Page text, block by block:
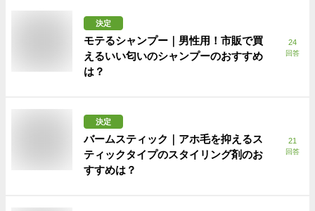
決定
モテるシャンプー｜男性用！市販で買
えるいい匂いのシャンプーのおすすめ
は？
24
回答
決定
バームスティック｜アホ毛を抑えるス
ティックタイプのスタイリング剤のお
すすめは？
21
回答